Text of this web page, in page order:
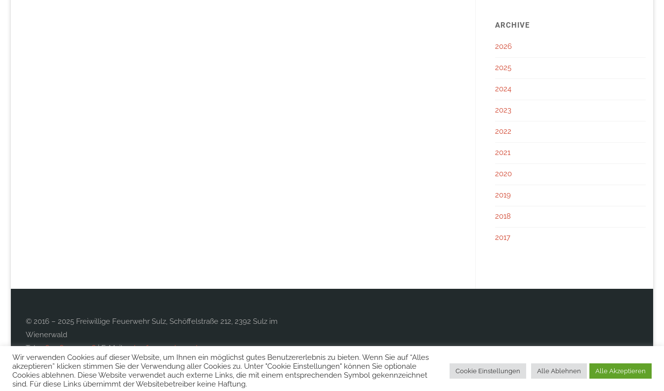
ARCHIVE
2026
2025
2024
2023
2022
2021
2020
2019
2018
2017
© 2016 – 2025 Freiwillige Feuerwehr Sulz, Schöffelstraße 212, 2392 Sulz im
Wienerwald
Tel.:0677 613 997 26| E-Mail:sulz@feuerwehr.gv.at
Wir verwenden Cookies auf dieser Website, um Ihnen ein möglichst gutes Benutzererlebnis zu bieten. Wenn Sie auf “Alles
akzeptieren” klicken stimmen Sie der Verwendung aller Cookies zu. Unter "Cookie Einstellungen" können Sie optionale
Cookies ablehnen. Diese Website verwendet auch externe Links, die mit einem entsprechenden Symbol gekennzeichnet
sind. Für diese Links übernimmt der Websitebetreiber keine Haftung.
Cookie Einstellungen Alle Ablehnen Alle Akzeptieren